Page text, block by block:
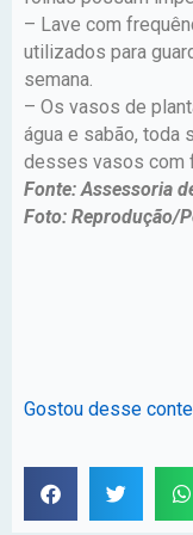
– Lave com
utilizados para
semana.
– Os vasos de
água e sabão, toda
desses vasos com
Fonte: Assessoria
Foto: Reprodução/
Gostou desse